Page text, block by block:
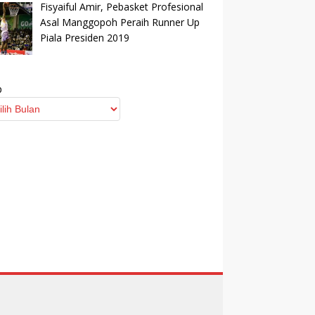
Fisyaiful Amir, Pebasket Profesional
Asal Manggopoh Peraih Runner Up
Piala Presiden 2019